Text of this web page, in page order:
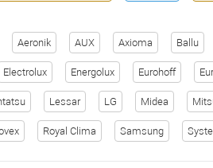
Aeronik AUX Axioma Ballu
Electrolux Energolux Eurohoff
Lessar LG Midea
Royal Clima Samsung